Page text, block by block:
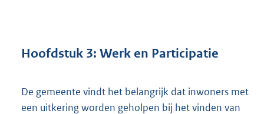
Hoofdstuk 3: Werk en Participatie
De gemeente vindt het belangrijk dat inwoners met
een uitkering worden geholpen bij het vinden van